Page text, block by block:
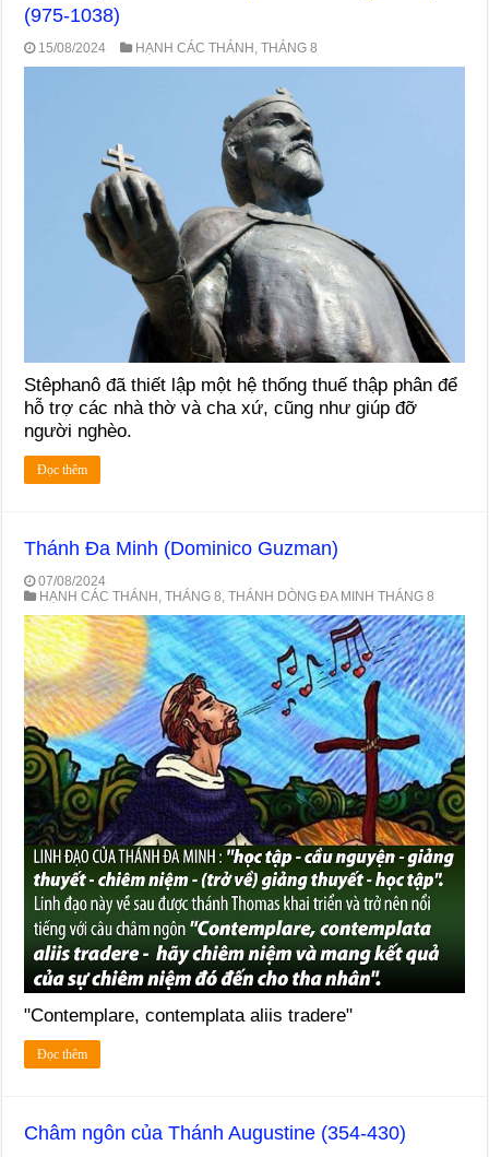
(975-1038)
15/08/2024 HẠNH CÁC THÁNH ,THÁNG 8
Stêphanô đã thiết lập một hệ thống thuế thập phân để
hỗ trợ các nhà thờ và cha xứ, cũng như giúp đỡ
người nghèo.
Đọc thêm
Thánh Đa Minh (Dominico Guzman)
07/08/2024
HẠNH CÁC THÁNH ,THÁNG 8 ,THÁNH DÒNG ĐA MINH THÁNG 8
"Contemplare, contemplata aliis tradere"
Đọc thêm
Châm ngôn của Thánh Augustine (354-430)